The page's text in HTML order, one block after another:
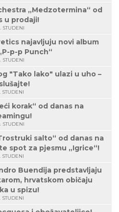
„Medzotermina“ od
u prodaji!
STUDENI
najavljuju novi album
p-p Punch“
STUDENI
"Tako lako" ulazi u uho –
STUDENI
korak“ od danas na
STUDENI
salto“ od danas na
spot za pjesmu „Igrice“!
STUDENI
Buendija predstavljaju
hrvatskom običaju
u spizu!
STUDENI